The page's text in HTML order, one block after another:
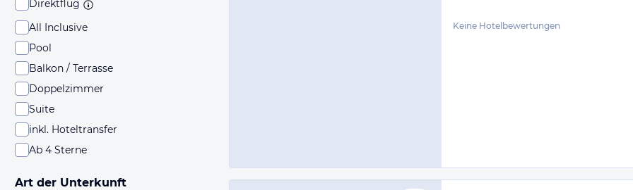
Direktflug
All Inclusive
Pool
Balkon / Terrasse
Doppelzimmer
Suite
inkl. Hoteltransfer
Ab 4 Sterne
Art der Unterkunft
Keine Hotelbewertungen